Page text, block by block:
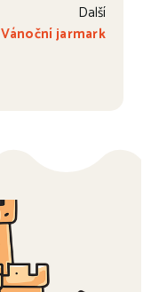
Další
Vánoční jarmark